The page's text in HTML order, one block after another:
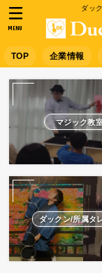
ダッ
TOP 企業情報
MENU
マジック教
ダックン/所属タ